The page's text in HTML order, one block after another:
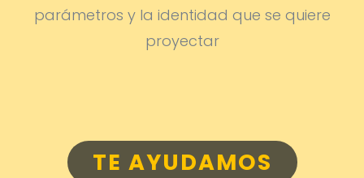
parámetros y la identidad que se quiere
proyectar
TE AYUDAMOS